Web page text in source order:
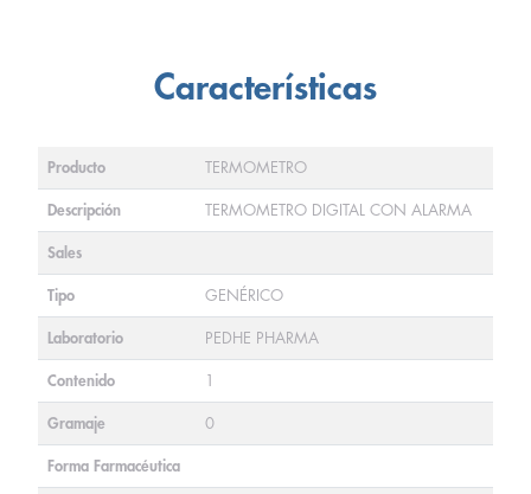
Características
Producto TERMOMETRO
Descripción TERMOMETRO DIGITAL CON ALARMA
Sales
Tipo GENÉRICO
Laboratorio PEDHE PHARMA
Contenido 1
Gramaje 0
Forma Farmacéutica